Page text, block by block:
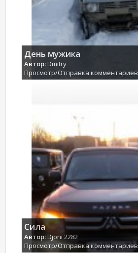
День мужика
Автор:Dmitry
Просмотр/Отправка комментариев
Сила
Автор:Djoni 2282
Просмотр/Отправка комментариев